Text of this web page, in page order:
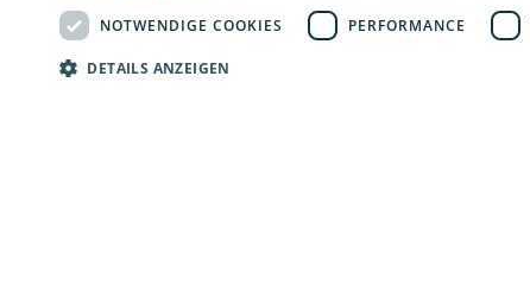
Hansestraße 20
27419 Sittensen
E-Mail:
service@meyer-haustechnik.de
NOTWENDIGE COOKIES
PERFORMANCE
DETAILS ANZEIGEN